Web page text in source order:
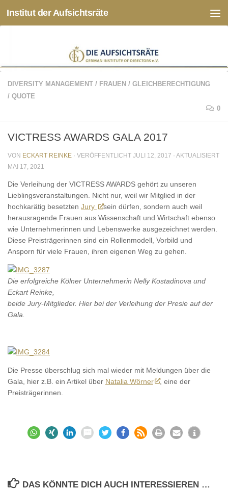
Zum Inhalt springen
Institut der Aufsichtsräte
DIVERSITY MANAGEMENT / FRAUEN / GLEICHBERECHTIGUNG
/ QUOTE
0
VICTRESS AWARDS GALA 2017
VON ECKART REINKE · VERÖFFENTLICHT JULI 12, 2017 · AKTUALISIERT
MAI 17, 2021
Die Verleihung der VICTRESS AWARDS gehört zu unseren
Lieblingsveranstaltungen. Nicht nur, weil wir Mitglied in der
hochkarätig besetzten Jury
sein dürfen, sondern auch weil
herausragende Frauen aus Wissenschaft und Wirtschaft ebenso
wie Unternehmerinnen und Lebenswerke ausgezeichnet werden.
Diese Preisträgerinnen sind ein Rollenmodell, Vorbild und
Ansporn für viele Frauen, ihren eigenen Weg zu gehen.
Die erfolgreiche Kölner Unternehmerin Nelly Kostadinova und
Eckart Reinke,
beide Jury-Mitglieder. Hier bei der Verleihung der Presie auf der
Gala.
Die Presse überschlug sich mal wieder mit Meldungen über die
Gala, hier z.B. ein Artikel über Natalia Wörner
, eine der
Preisträgerinnen.
DAS KÖNNTE DICH AUCH INTERESSIEREN …